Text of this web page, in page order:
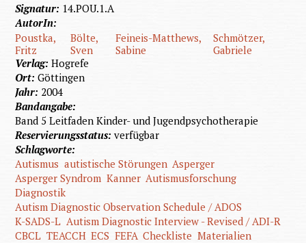
Signatur: 14.POU.1.A
AutorIn:
Poustka,
Fritz
Bölte,
Sven
Feineis-Matthews,
Sabine
Schmötzer,
Gabriele
Verlag:Hogrefe
Ort:Göttingen
Jahr: 2004
Bandangabe:
Band 5 Leitfaden Kinder- und Jugendpsychotherapie
Reservierungsstatus:verfügbar
Schlagworte:
Autismus autistische Störungen Asperger
Asperger Syndrom Kanner Autismusforschung
Diagnostik
Autism Diagnostic Observation Schedule / ADOS
K-SADS-L Autism Diagnostic Interview - Revised / ADI-R
CBCL TEACCH ECS FEFA Checkliste Materialien